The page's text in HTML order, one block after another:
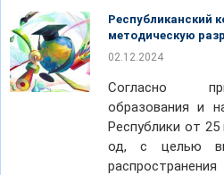
Республиканский
методическую
02.12.2024
Согласно
образования и
Республики от
од, с целью